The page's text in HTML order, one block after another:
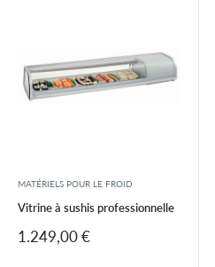
MATÉRIELS POUR LE FROID
Vitrine à sushis professionnelle
Prix
1.249,00 €